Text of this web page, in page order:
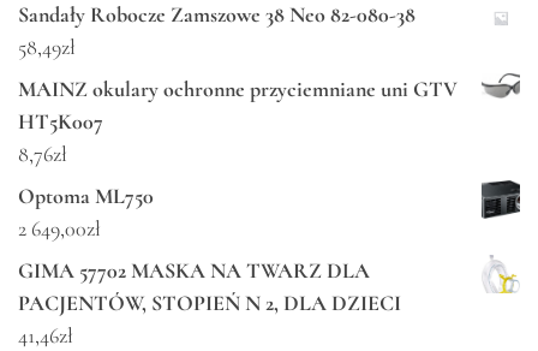
Sandały Robocze Zamszowe 38 Neo 82-080-38
58,49zł
MAINZ okulary ochronne przyciemniane uni GTV
HT5K007
8,76zł
Optoma ML750
2 649,00zł
GIMA 57702 MASKA NA TWARZ DLA
PACJENTÓW, STOPIEŃ N 2, DLA DZIECI
41,46zł